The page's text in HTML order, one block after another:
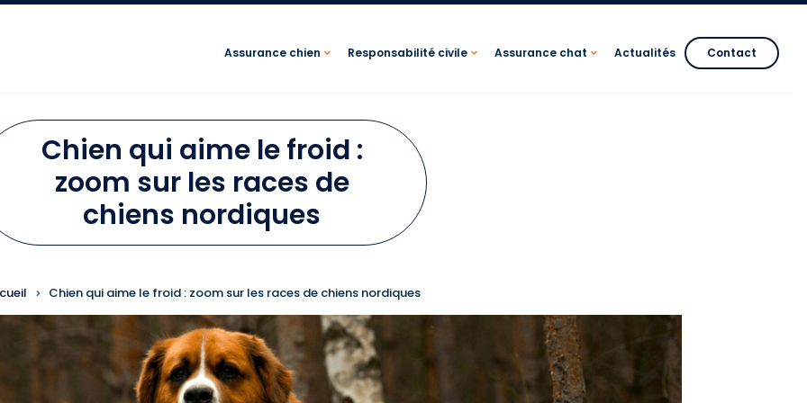
Assurance chien Responsabilité civile Assurance chat Actualités Contact
Chien qui aime le froid :
zoom sur les races de
chiens nordiques
FIL D'ARIANE
Chien qui aime le froid : zoom sur les races de chiens nordiques